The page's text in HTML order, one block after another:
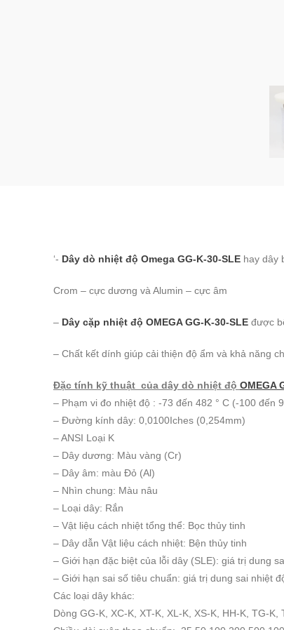
‘- Dây dò nhiệt độ Omega GG-K-30-SLE hay dây
Crom – cực dương và Alumin – cực âm
– Dây cặp nhiệt độ OMEGA GG-K-30-SLE được
– Chất kết dính giúp cải thiện độ ẩm và khả năng
Đặc tính kỹ thuật của dây dò nhiệt độ OMEGA
– Phạm vi đo nhiệt độ : -73 đến 482 ° C (-100 đến
– Đường kính dây: 0,0100Iches (0,254mm)
– ANSI Loại K
– Dây dương: Màu vàng (Cr)
– Dây âm: màu Đỏ (Al)
– Nhìn chung: Màu nâu
– Loại dây: Rắn
– Vật liệu cách nhiệt tổng thể: Bọc thủy tinh
– Dây dẫn Vật liệu cách nhiệt: Bện thủy tinh
– Giới hạn đặc biệt của lỗi dây (SLE): giá trị dung
– Giới hạn sai số tiêu chuẩn: giá trị dung sai nhiệt
Các loại dây khác:
Dòng GG-K, XC-K, XT-K, XL-K, XS-K, HH-K, TG-K,